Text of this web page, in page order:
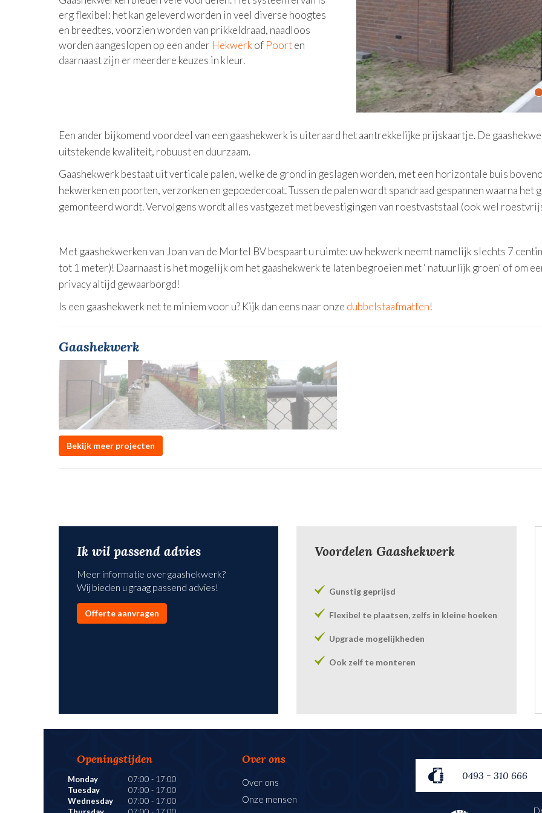
erg flexibel: het kan geleverd worden in veel diverse hoogtes
en breedtes, voorzien worden van prikkeldraad, naadloos
worden aangeslopen op een ander Hekwerk of Poorten
daarnaast zijn er meerdere keuzes in kleur.
Een ander bijkomend voordeel van een gaashekwerk is uiteraard het aantrekkelijke prijskaartje. De
uitstekende kwaliteit, robuust en duurzaam.
Gaashekwerk bestaat uit verticale palen, welke de grond in geslagen worden, met een horizontale buis
hekwerken en poorten, verzonken en gepoedercoat. Tussen de palen wordt spandraad gespannen waarna
gemonteerd wordt. Vervolgens wordt alles vastgezet met bevestigingen van roestvaststaal (ook wel
Met gaashekwerken van Joan van de Mortel BV bespaart u ruimte: uw hekwerk neemt namelijk slechts 7
tot 1 meter)! Daarnaast is het mogelijk om het gaashekwerk te laten begroeien met ‘ natuurlijk groen’ of om
privacy altijd gewaarborgd!
Is een gaashekwerk net te miniem voor u? Kijk dan eens naar onze dubbelstaafmatten!
Gaashekwerk
Bekijk meer projecten
Ik wil passend advies
Meer informatie overgaashekwerk?
Wij bieden u graag passend advies!
Offerte aanvragen
Voordelen Gaashekwerk
Gunstig geprijsd
Flexibel te plaatsen, zelfs in kleine hoeken
Upgrade mogelijkheden
Ook zelf te monteren
Openingstijden
Monday 07:00 - 17:00
Tuesday
07:00 - 17:00
Wednesday
07:00 - 17:00
Over ons
Over ons
Onze mensen
0493 - 310 666